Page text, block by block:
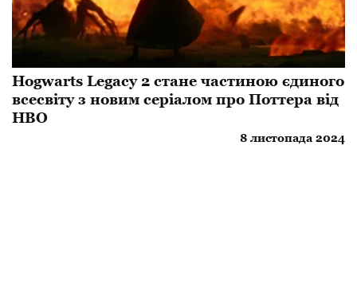
Hogwarts Legacy 2 стане частиною єдиного
всесвіту з новим серіалом про Поттера від
HBO
8 листопада 2024